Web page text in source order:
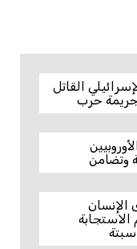
القاتل
جريمة حرب
وتضامن
الإنسان
الاستجابة